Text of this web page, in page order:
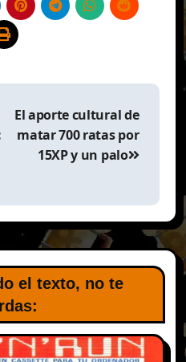
El aporte cultural de
matar 700 ratas por
15XP y un palo
el texto, no te